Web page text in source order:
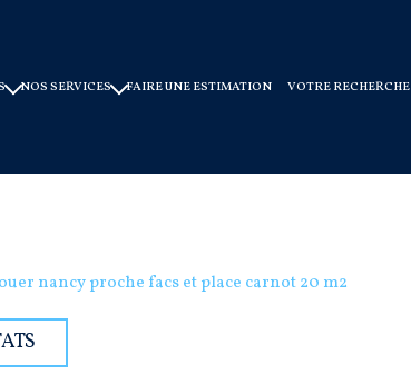
NOS SERVICES FAIRE UNE ESTIMATION VOTRE RECHERCHE
nancy proche facs et place carnot 20 m2